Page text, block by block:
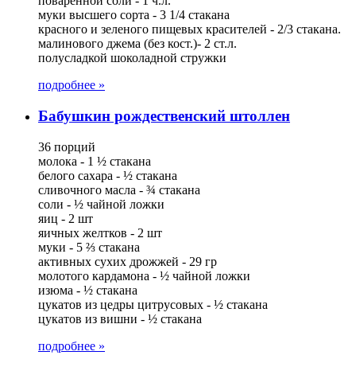
муки высшего сорта - 3 1/4 стакана
красного и зеленого пищевых красителей - 2/3 стакана.
малинового джема (без кост.)- 2 ст.л.
полусладкой шоколадной стружки
подробнее »
Бабушкин рождественский штоллен
36 порций
молока - 1 ½ стакана
белого сахара - ½ стакана
сливочного масла - ¾ стакана
соли - ½ чайной ложки
яиц - 2 шт
яичных желтков - 2 шт
муки - 5 ⅔ стакана
активных сухих дрожжей - 29 гр
молотого кардамона - ½ чайной ложки
изюма - ½ стакана
цукатов из цедры цитрусовых - ½ стакана
цукатов из вишни - ½ стакана
подробнее »